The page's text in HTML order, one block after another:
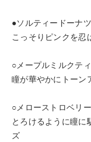
●ソルティードーナツ
こっそりピンクを忍
○メープルミルクテ
瞳が華やかにトーン
○メローストロベリー
とろけるように瞳に
ズ